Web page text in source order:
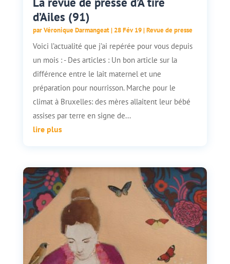
d’Ailes (91)
parVéronique Darmangeat|28 Fév 19|Revue de presse
Voici l’actualité que j’ai repérée pour vous depuis
un mois : - Des articles : Un bon article sur la
différence entre le lait maternel et une
préparation pour nourrisson. Marche pour le
climat à Bruxelles: des mères allaitent leur bébé
assises par terre en signe de...
lire plus